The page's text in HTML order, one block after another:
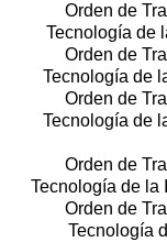
Orden de
Tecnología de
Orden de
Tecnología de
Orden de
Tecnología de
Orden de
Tecnología de la
Orden de
Tecnología